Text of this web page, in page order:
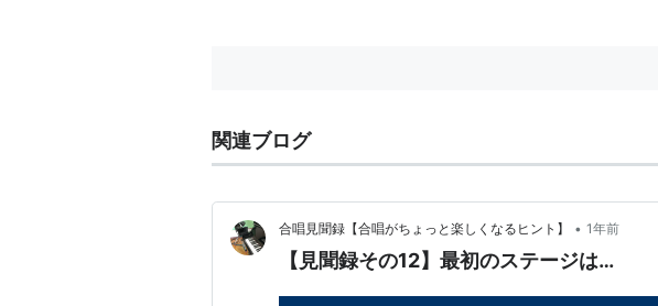
関連ブログ
合唱見聞録【合唱がちょっと楽しくなるヒント】 • 1年前
【見聞録その12】最初のステージは…